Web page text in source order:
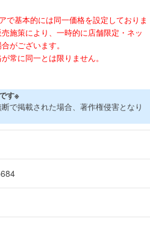
で基本的には同一価格を設定しておりま
施策により、一時的に店舗限定・ネッ
がございます。
常に同一とは限りません。
す※
で掲載された場合、著作権侵害となり